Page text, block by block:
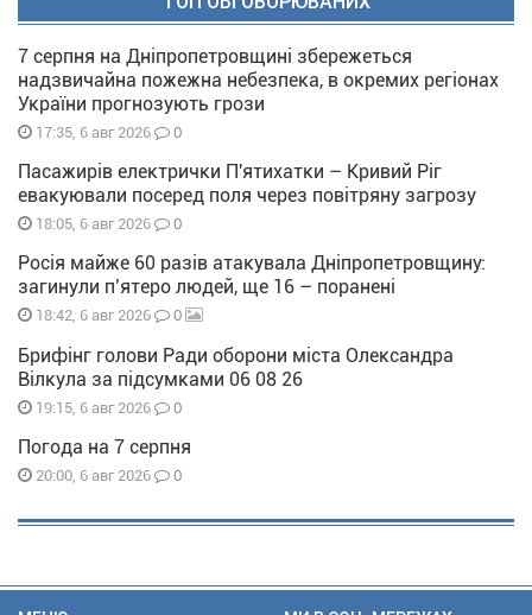
7 серпня на Дніпропетровщині збережеться
надзвичайна пожежна небезпека, в окремих регіонах
України прогнозують грози
17:35, 6 авг 2026 0
Пасажирів електрички П'ятихатки – Кривий Ріг
евакуювали посеред поля через повітряну загрозу
18:05, 6 авг 2026 0
Росія майже 60 разів атакувала Дніпропетровщину:
загинули п’ятеро людей, ще 16 – поранені
18:42, 6 авг 2026 0
Брифінг голови Ради оборони міста Олександра
Вілкула за підсумками 06 08 26
19:15, 6 авг 2026 0
Погода на 7 серпня
20:00, 6 авг 2026 0